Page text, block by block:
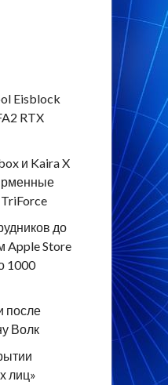
Eisblock
RTX
и Kaira X
до
Apple Store
1000
после
Волк
лиц»